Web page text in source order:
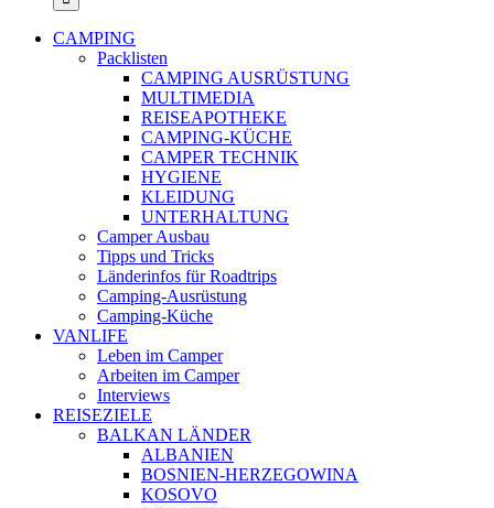
CAMPING
Packlisten
CAMPING AUSRÜSTUNG
MULTIMEDIA
REISEAPOTHEKE
CAMPING-KÜCHE
CAMPER TECHNIK
HYGIENE
KLEIDUNG
UNTERHALTUNG
Camper Ausbau
Tipps und Tricks
Länderinfos für Roadtrips
Camping-Ausrüstung
Camping-Küche
VANLIFE
Leben im Camper
Arbeiten im Camper
Interviews
REISEZIELE
BALKAN LÄNDER
ALBANIEN
BOSNIEN-HERZEGOWINA
KOSOVO